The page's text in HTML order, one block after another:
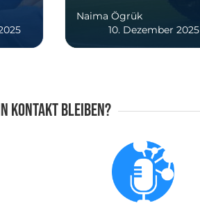
Naima Ögrük
10. Dezember 2025
Kontakt bleiben?